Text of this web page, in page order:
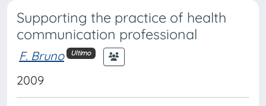
Supporting the practice of health
communication professional
F. Bruno Ultimo
2009